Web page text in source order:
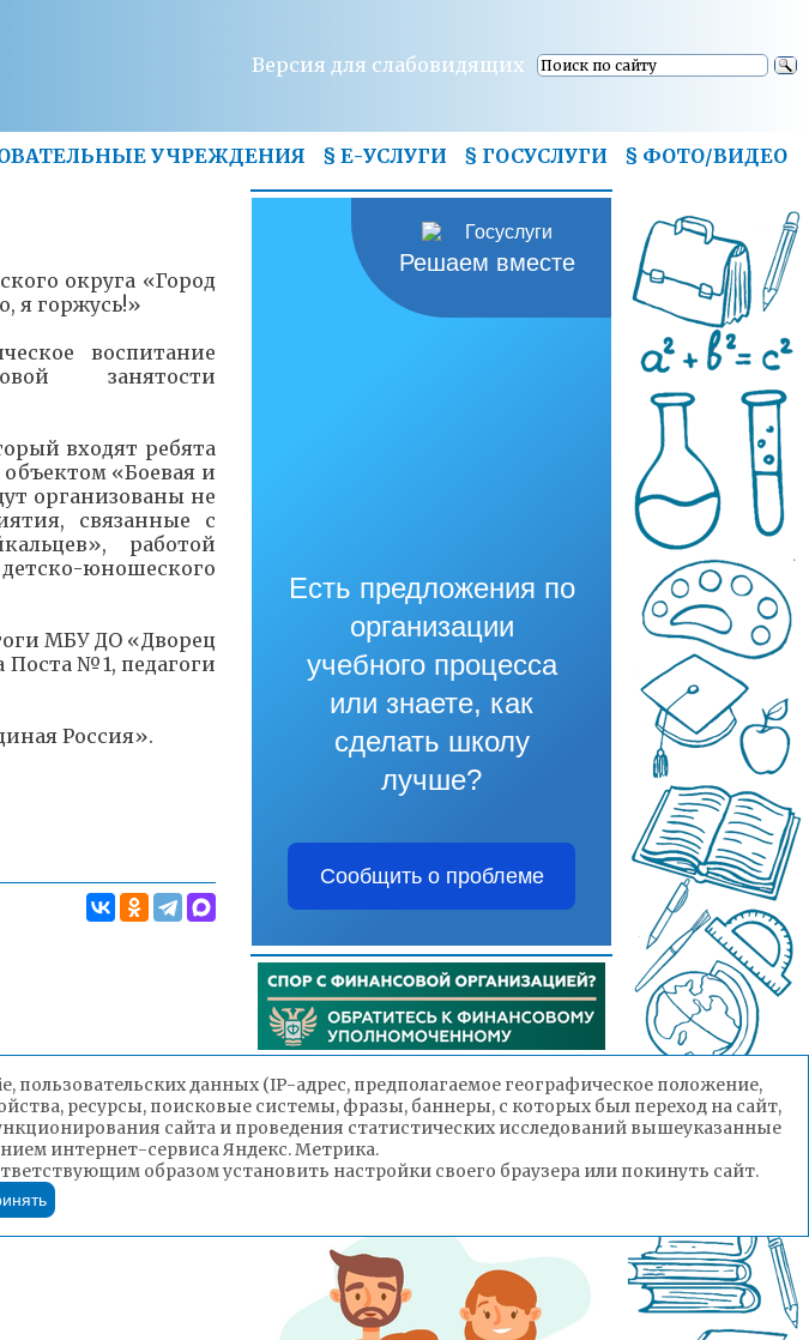
Версия для слабовидящих
УЧРЕЖДЕНИЯ § Е-УСЛУГИ § ГОСУСЛУГИ § ФОТО/ВИДЕО
округа «Город
я горжусь!»
воспитание
занятости
входят ребята
«Боевая и
организованы не
связанные с
работой
юношеского
МБУ ДО «Дворец
Поста №1, педагоги
Россия».
Решаем вместе
Есть предложения по
организации
учебного процесса
или знаете, как
сделать школу
лучше?
Сообщить о проблеме
данных (IP-адрес, предполагаемое географическое положение,
ресурсы, поисковые системы, фразы, баннеры, с которых был переход на сайт,
сайта и проведения статистических исследований вышеуказанные
интернет-сервиса Яндекс. Метрика.
образом установить настройки своего браузера или покинуть сайт.